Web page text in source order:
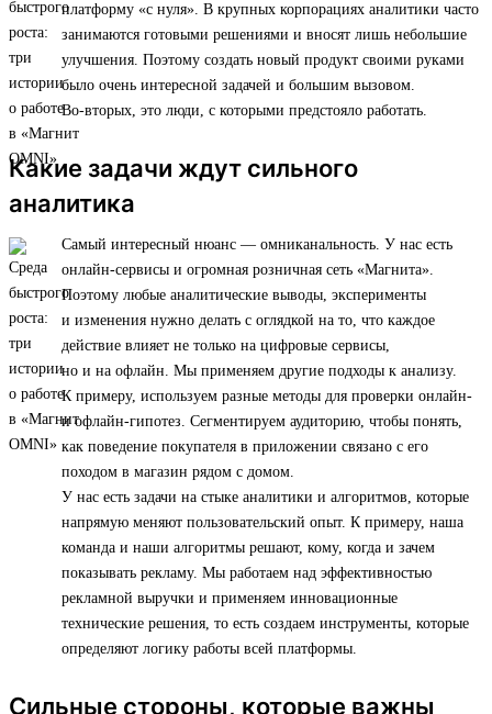
платформу «с нуля». В крупных корпорациях аналитики часто
занимаются готовыми решениями и вносят лишь небольшие
улучшения. Поэтому создать новый продукт своими руками
было очень интересной задачей и большим вызовом.
Во-вторых, это люди, с которыми предстояло работать.
Какие задачи ждут сильного
аналитика
Самый интересный нюанс — омниканальность. У нас есть
онлайн-сервисы и огромная розничная сеть «Магнита».
Поэтому любые аналитические выводы, эксперименты
и изменения нужно делать с оглядкой на то, что каждое
действие влияет не только на цифровые сервисы,
но и на офлайн. Мы применяем другие подходы к анализу.
К примеру, используем разные методы для проверки онлайн-
и офлайн-гипотез. Сегментируем аудиторию, чтобы понять,
как поведение покупателя в приложении связано с его
походом в магазин рядом с домом.
У нас есть задачи на стыке аналитики и алгоритмов, которые
напрямую меняют пользовательский опыт. К примеру, наша
команда и наши алгоритмы решают, кому, когда и зачем
показывать рекламу. Мы работаем над эффективностью
рекламной выручки и применяем инновационные
технические решения, то есть создаем инструменты, которые
определяют логику работы всей платформы.
Сильные стороны, которые важны